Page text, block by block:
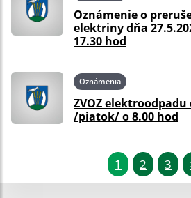
Oznámenie o
elektriny dňa
17.30 hod
Oznámenia
ZVOZ elektroodpadu
/piatok/ o 8.00 hod
1 2 3